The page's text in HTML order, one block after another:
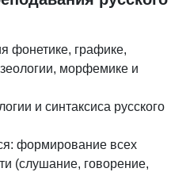
фонетике, графике,
морфемике и
и синтаксиса русского
формирование всех
(слушание, говорение,